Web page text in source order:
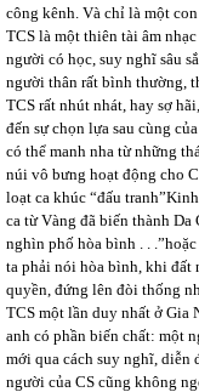
công kênh. Và chỉ là một
TCS là một thiên tài âm
người có học, suy nghĩ sâu
người thân rất bình thường,
TCS rất nhút nhát, hay sợ
đến sự chọn lựa sau cùng
có thể manh nha từ những
núi vô bưng hoạt động cho
loạt ca khúc “đấu
ca từ Vàng đã biến thành Da
nghìn phố hòa bình . .
ta phải nói hòa bình, khi đất
quyền, đứng lên đòi thống
TCS một lần duy nhất ở Gia
anh có phần biến chất: một
mới qua cách suy nghĩ, diễn
người của CS cũng không